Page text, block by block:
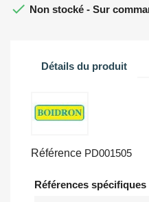
 Non stocké - Sur
Détails du produit
Référence PD001505
Références spécifiques